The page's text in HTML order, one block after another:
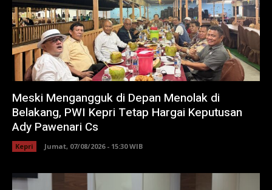
Meski Mengangguk di Depan Menolak di
Belakang, PWI Kepri Tetap Hargai Keputusan
Ady Pawenari Cs
Kepri Jumat, 07/08/2026 - 15:30 WIB